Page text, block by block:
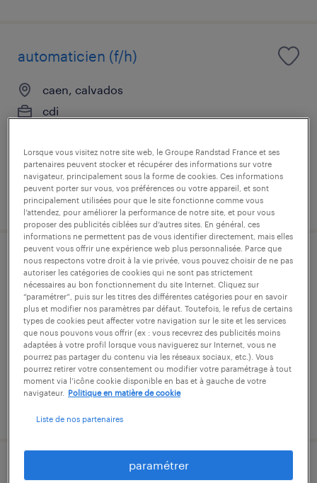
automaticien (f/h)
caen, calvados
cdi
publié le 12 janvier 2026
gestionnaire assurances pro (f/h)
caen, calvados
cdi
35 000 € - 42 000 € par année
agent de soins (f/h)
Lorsque vous visitez notre site web, le Groupe Randstad France et ses
partenaires peuvent stocker et récupérer des informations sur votre
navigateur, principalement sous la forme de cookies. Ces informations
peuvent porter sur vous, vos préférences ou votre appareil, et sont
principalement utilisées pour que le site fonctionne comme vous
l’attendez, pour améliorer la performance de notre site, et pour vous
proposer des publicités ciblées sur d’autres sites. En général, ces
informations ne permettent pas de vous identifier directement, mais elles
peuvent vous offrir une expérience web plus personnalisée. Parce que
nous respectons votre droit à la vie privée, vous pouvez choisir de ne pas
autoriser les catégories de cookies qui ne sont pas strictement
nécessaires au bon fonctionnement du site Internet. Cliquez sur
“paramétrer”, puis sur les titres des différentes catégories pour en savoir
plus et modifier nos paramètres par défaut. Toutefois, le refus de certains
types de cookies peut affecter votre navigation sur le site et les services
que nous pouvons vous offrir (ex : vous recevrez des publicités moins
adaptées à votre profil lorsque vous naviguerez sur Internet, vous ne
pourrez pas partager du contenu via les réseaux sociaux, etc.). Vous
pourrez retirer votre consentement ou modifier votre paramétrage à tout
moment via l’icône cookie disponible en bas et à gauche de votre
navigateur.
Politique en matière de cookie
Liste de nos partenaires
paramétrer